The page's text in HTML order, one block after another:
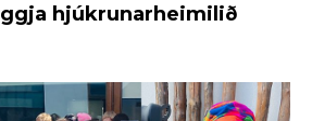
hjúkrunarheimilið